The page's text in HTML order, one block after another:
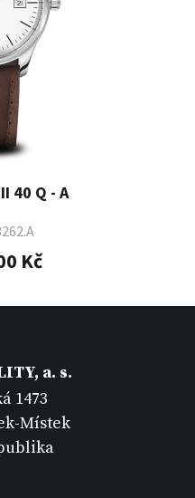
40 Q - A
Kč
a. s.
1473
Místek